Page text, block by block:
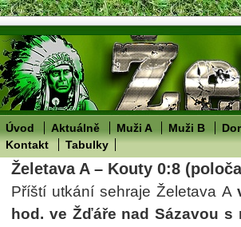
Úvod Aktuálně Muži A Muži B
Kontakt
Tabulky
Želetava A – Kouty 0:8
Příští utkání sehraje Želetava A
hod. ve Žďáře nad Sázavou